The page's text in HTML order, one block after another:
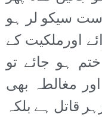
سیکو لر ہو
اورملکیت کے
ہو جائے تو
مغالطہ بھی
قاتل ہے بلکہ